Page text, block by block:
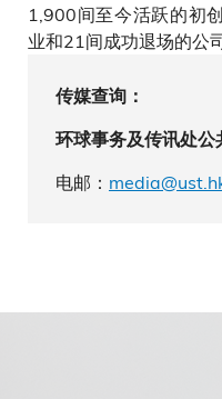
1,900间至今活跃的初
业和21间成功退场的公
传媒查询：
环球事务及传讯处公
电邮：